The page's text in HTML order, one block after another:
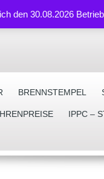
BRENNSTEMPEL
IPPC –
den 30.08.2026